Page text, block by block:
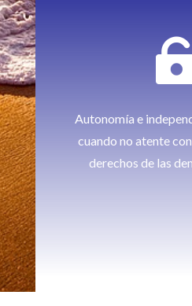
Autonomía e
cuando no atente
derechos de las